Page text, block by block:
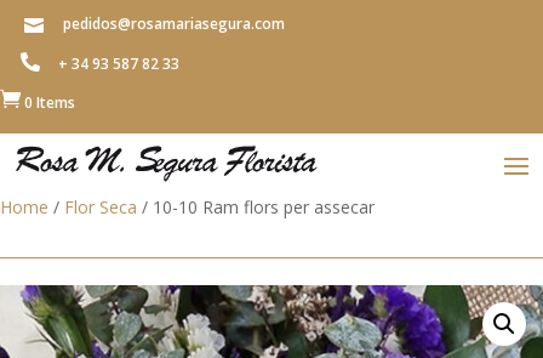
 pedidos@rosamariasegura.com

+ 34 93 587 82 33
0 Items
Home / Flor Seca / 10-10 Ram flors per assecar